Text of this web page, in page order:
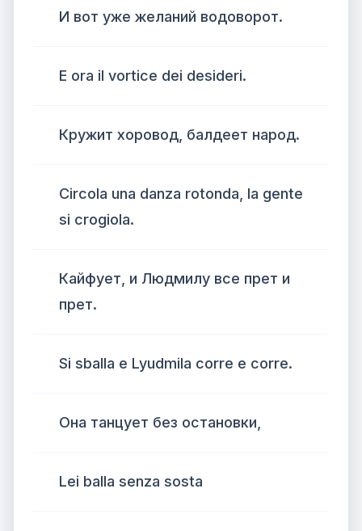
И вот уже желаний водоворот.
E ora il vortice dei desideri.
Кружит хоровод, балдеет народ.
Circola una danza rotonda, la gente
si crogiola.
Кайфует, и Людмилу все прет и
прет.
Si sballa e Lyudmila corre e corre.
Она танцует без остановки,
Lei balla senza sosta